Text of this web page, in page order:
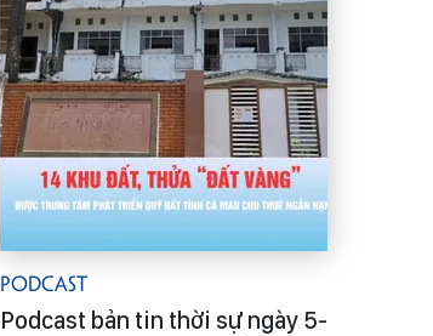
Podcast
Podcast bản tin thời sự ngày 5-